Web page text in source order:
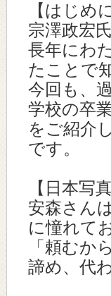
【はじめ
宗澤政宏
長年にわ
たことで
今回も、
学校の卒
をご紹介
です。
【日本写
安森さん
に憧れて
「頼むか
諦め、代